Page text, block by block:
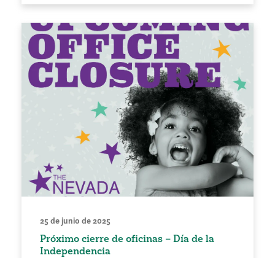
25 de junio de 2025
Próximo cierre de oficinas – Día de la
Independencia